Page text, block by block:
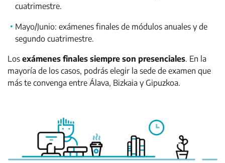
cuatrimestre.
Mayo/Junio: exámenes finales de módulos anuales y de
segundo cuatrimestre.
Los exámenes finales siempre son presenciales. En la
mayoría de los casos, podrás elegir la sede de examen que
más te convenga entre Álava, Bizkaia y Gipuzkoa.